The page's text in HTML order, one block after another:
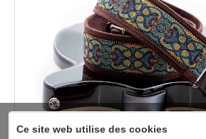
Ce site web utilise des cookies